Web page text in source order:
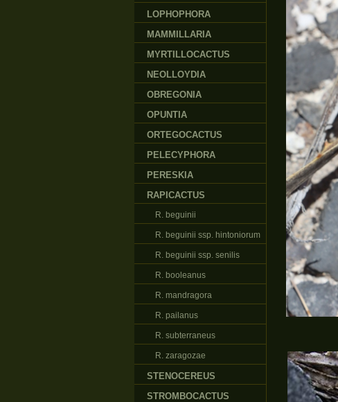
LOPHOPHORA
MAMMILLARIA
MYRTILLOCACTUS
NEOLLOYDIA
OBREGONIA
OPUNTIA
ORTEGOCACTUS
PELECYPHORA
PERESKIA
RAPICACTUS
R. beguinii
R. beguinii ssp. hintoniorum
R. beguinii ssp. senilis
R. booleanus
R. mandragora
R. pailanus
R. subterraneus
R. zaragozae
STENOCEREUS
STROMBOCACTUS